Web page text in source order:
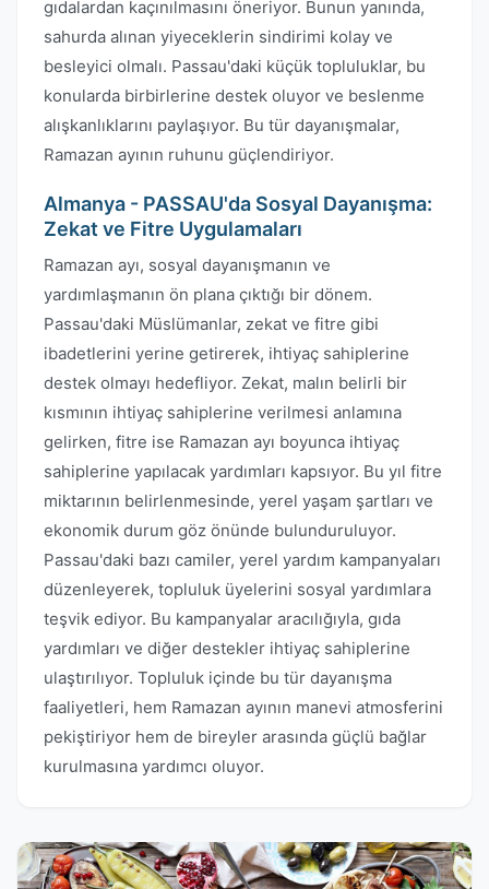
gıdalardan kaçınılmasını öneriyor. Bunun yanında,
sahurda alınan yiyeceklerin sindirimi kolay ve
besleyici olmalı. Passau'daki küçük topluluklar, bu
konularda birbirlerine destek oluyor ve beslenme
alışkanlıklarını paylaşıyor. Bu tür dayanışmalar,
Ramazan ayının ruhunu güçlendiriyor.
Almanya - PASSAU'da Sosyal Dayanışma:
Zekat ve Fitre Uygulamaları
Ramazan ayı, sosyal dayanışmanın ve
yardımlaşmanın ön plana çıktığı bir dönem.
Passau'daki Müslümanlar, zekat ve fitre gibi
ibadetlerini yerine getirerek, ihtiyaç sahiplerine
destek olmayı hedefliyor. Zekat, malın belirli bir
kısmının ihtiyaç sahiplerine verilmesi anlamına
gelirken, fitre ise Ramazan ayı boyunca ihtiyaç
sahiplerine yapılacak yardımları kapsıyor. Bu yıl fitre
miktarının belirlenmesinde, yerel yaşam şartları ve
ekonomik durum göz önünde bulunduruluyor.
Passau'daki bazı camiler, yerel yardım kampanyaları
düzenleyerek, topluluk üyelerini sosyal yardımlara
teşvik ediyor. Bu kampanyalar aracılığıyla, gıda
yardımları ve diğer destekler ihtiyaç sahiplerine
ulaştırılıyor. Topluluk içinde bu tür dayanışma
faaliyetleri, hem Ramazan ayının manevi atmosferini
pekiştiriyor hem de bireyler arasında güçlü bağlar
kurulmasına yardımcı oluyor.